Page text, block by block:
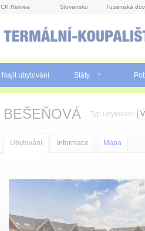
CK Rekrea Slovensko Tuzemská
Najít ubytování Státy
BEŠEŇOVÁ Typ ubytování:
Ubytování Informace Mapa